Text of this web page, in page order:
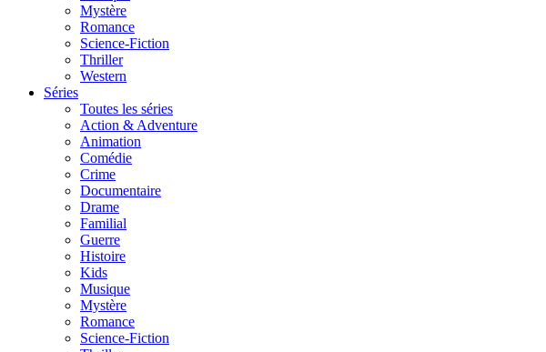
Mystère
Romance
Science-Fiction
Thriller
Western
Séries
Toutes les séries
Action & Adventure
Animation
Comédie
Crime
Documentaire
Drame
Familial
Guerre
Histoire
Kids
Musique
Mystère
Romance
Science-Fiction